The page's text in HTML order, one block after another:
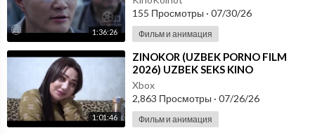
1:36:26
155 Просмотры · 07/30/26
Фильм и анимация
1:01:46
⁣ZINOKOR (UZBEK PORNO FILM
2026) UZBEK SEKS KINO
Xbox
2,863 Просмотры · 07/26/26
Фильм и анимация